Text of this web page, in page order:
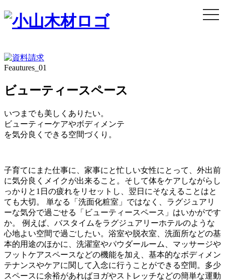
Feautures_01
ビューティースペース
いつまでも美しくありたい。
ビューティーケアやボディメンテ
を気分良くできる空間づくり。
子育てにまた仕事に、家事にと忙しい女性にとって、外出前
に気分良くメイクが出来ること。そして体をケアしながらし
っかりと1日の疲れをリセットし、翌日にそなえることはと
ても大切。 単なる「洗面化粧室」ではなく、ラグジュアリ
ーな気分で過ごせる「ビューティースペース」はいかがです
か。 例えば、バスタイムをラグジュアリーホテルのような
心地よい空間で過ごしたい。浴室や脱衣室、洗面所などの基
本的用途のほかに、洗濯室やパウダールーム、マッサージや
フットケアスペースなどの機能を加え、基本的なボディメン
テナンスやケアに関して入念に行うことができる空間。多少
スペースに余裕があればヨガやストレッチなどの簡単な運動